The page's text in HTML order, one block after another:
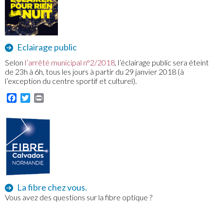
Eclairage public
Selon l’arrêté municipal n°2/2018, l’éclairage public sera éteint
de 23h à 6h, tous les jours à partir du 29 janvier 2018 (à
l’exception du centre sportif et culturel).
Facebook
Twitter
La fibre chez vous.
Vous avez des questions sur la fibre optique ?